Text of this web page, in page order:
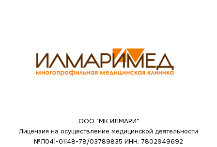
ООО "МК ИЛМАРИ"
Лицензия на осуществление медицинской деятельности
№Л041-01148-78/03789835 ИНН: 7802949692